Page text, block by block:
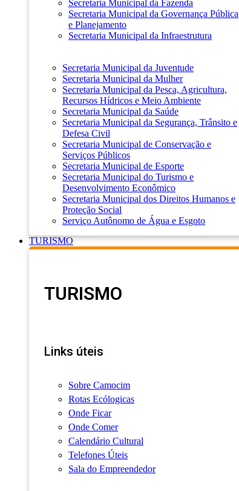
Secretaria Municipal da Fazenda
Secretaria Municipal da Governança Pública
e Planejamento
Secretaria Municipal da Infraestrutura
Secretaria Municipal da Juventude
Secretaria Municipal da Mulher
Secretaria Municipal da Pesca, Agricultura,
Recursos Hídricos e Meio Ambiente
Secretaria Municipal da Saúde
Secretaria Municipal da Segurança, Trânsito e
Defesa Civil
Secretaria Municipal de Conservação e
Serviços Públicos
Secretaria Municipal de Esporte
Secretaria Municipal do Turismo e
Desenvolvimento Econômico
Secretaria Municipal dos Direitos Humanos e
Proteção Social
Serviço Autônomo de Água e Esgoto
TURISMO
TURISMO
Links úteis
Sobre Camocim
Rotas Ecólogicas
Onde Ficar
Onde Comer
Calendário Cultural
Telefones Úteis
Sala do Empreendedor